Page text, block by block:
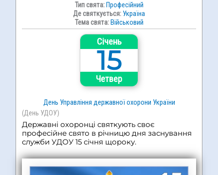
Тип свята: Професійний
Де святкується: Україна
Тема свята: Військовий
Січень
15
Четвер
День Управління державної охорони України
(День УДОУ)
Державні охоронці святкують своє
професійне свято в річницю дня заснування
служби УДОУ 15 січня щороку.